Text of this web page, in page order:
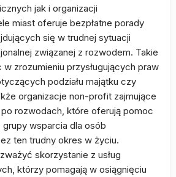
jak i organizacji
miast oferuje bezpłatne porady
się w trudnej sytuacji
związanej z rozwodem. Takie
zrozumieniu przysługujących praw
podziału majątku czy
organizacje non-profit zajmujące
rozwodach, które oferują pomoc
wsparcia dla osób
ten trudny okres w życiu.
skorzystanie z usług
którzy pomagają w osiągnięciu